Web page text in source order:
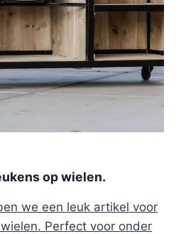
op wielen.
we een leuk artikel voor
Perfect voor onder